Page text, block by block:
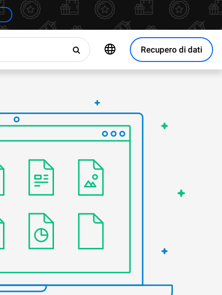
Recupero di dati